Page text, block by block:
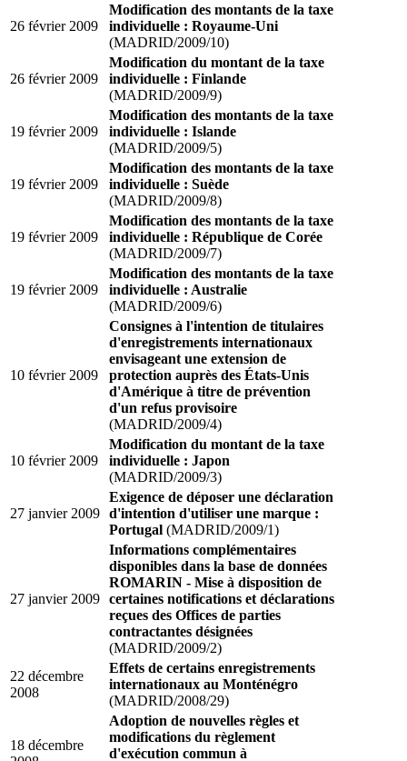
26 février 2009
Modification des montants de la taxe
individuelle : Royaume-Uni
(MADRID/2009/10)
26 février 2009
Modification du montant de la taxe
individuelle : Finlande
(MADRID/2009/9)
19 février 2009
Modification des montants de la taxe
individuelle : Islande
(MADRID/2009/5)
19 février 2009
Modification des montants de la taxe
individuelle : Suède
(MADRID/2009/8)
19 février 2009
Modification des montants de la taxe
individuelle : République de Corée
(MADRID/2009/7)
19 février 2009
Modification des montants de la taxe
individuelle : Australie
(MADRID/2009/6)
10 février 2009
Consignes à l'intention de titulaires
d'enregistrements internationaux
envisageant une extension de
protection auprès des États-Unis
d'Amérique à titre de prévention
d'un refus provisoire
(MADRID/2009/4)
10 février 2009
Modification du montant de la taxe
individuelle : Japon
(MADRID/2009/3)
27 janvier 2009
Exigence de déposer une déclaration
d'intention d'utiliser une marque :
Portugal (MADRID/2009/1)
27 janvier 2009
Informations complémentaires
disponibles dans la base de données
ROMARIN - Mise à disposition de
certaines notifications et déclarations
reçues des Offices de parties
contractantes désignées
(MADRID/2009/2)
22 décembre
2008
Effets de certains enregistrements
internationaux au Monténégro
(MADRID/2008/29)
18 décembre
Adoption de nouvelles règles et
modifications du règlement
d'exécution commun à